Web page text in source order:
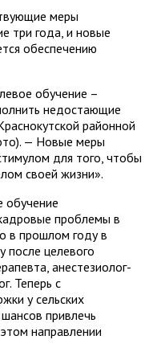
меры
три года, и новые
обеспечению
обучение –
недостающие
районной
— Новые меры
для того, чтобы
своей жизни».
обучение
проблемы в
в прошлом году в
после целевого
анестезиолог-
Теперь с
у сельских
привлечь
направлении